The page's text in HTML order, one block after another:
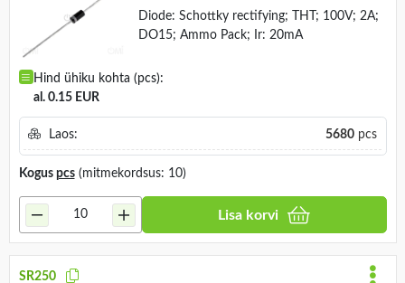
Diode: Schottky rectifying; THT; 100V; 2A;
DO15; Ammo Pack; Ir: 20mA
Hind ühiku kohta (pcs):
al. 0.15 EUR
Laos: 5680pcs
Kogus pcs(mitmekordsus: 10)
Lisa korvi
SR250